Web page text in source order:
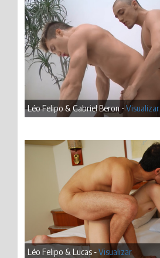
Léo Felipo & Gabriel Beron -Visualizar
Léo Felipo & Lucas -Visualizar